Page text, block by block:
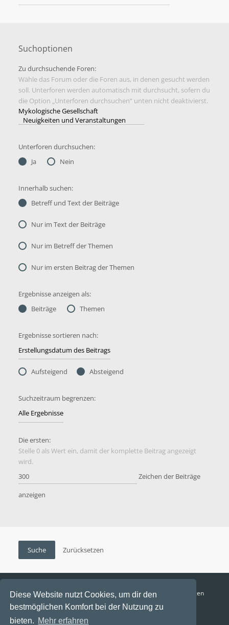
Diese Website nutzt Cookies, um dir den
bestmöglichen Komfort bei der Nutzung zu
bieten. Mehr erfahren
Suchoptionen
Zu durchsuchende Foren:
Wähle das Forum oder die Foren aus, in denen gesucht werden
soll. Unterforen werden automatisch mit durchsucht, sofern du
die Option „Unterforen durchsuchen“ unten nicht deaktivierst.
Unterforen durchsuchen:
Ja
Nein
Innerhalb suchen:
Betreff und Text der Beiträge
Nur im Text der Beiträge
Nur im Betreff der Themen
Nur im ersten Beitrag der Themen
Ergebnisse anzeigen als:
Beiträge
Themen
Ergebnisse sortieren nach:
Aufsteigend Absteigend
Suchzeitraum begrenzen:
Die ersten:
Stelle 0 als Wert ein, damit der komplette Beitrag angezeigt
wird.
Zeichen der Beiträge
anzeigen
Funga Austria FAQ Datenschutz
Nutzungsbedingungen
Alle Zeiten sind UTC+02:00
Aktuelle Zeit: 9. August 2026, 12:35